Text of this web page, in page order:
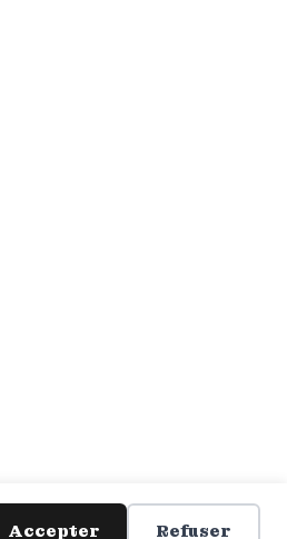
Accepter Refuser